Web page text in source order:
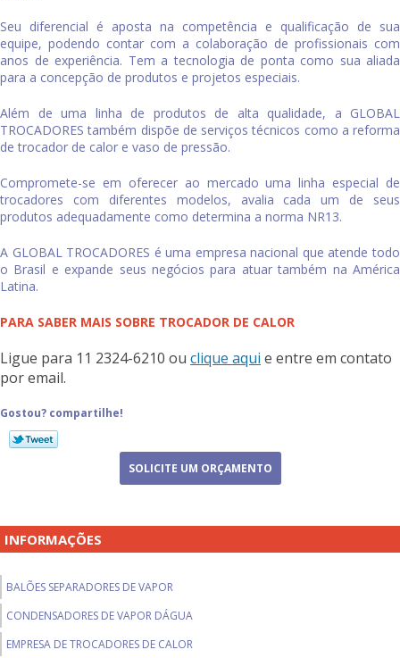
Seu diferencial é aposta na competência e qualificação de sua
equipe, podendo contar com a colaboração de profissionais com
anos de experiência. Tem a tecnologia de ponta como sua aliada
para a concepção de produtos e projetos especiais.
Além de uma linha de produtos de alta qualidade, a GLOBAL
TROCADORES também dispõe de serviços técnicos como a reforma
detrocador de calor e vaso de pressão.
Compromete-se em oferecer ao mercado uma linha especial de
trocadores com diferentes modelos, avalia cada um de seus
produtos adequadamente como determina a norma NR13.
A GLOBAL TROCADORES é uma empresa nacional que atende todo
o Brasil e expande seus negócios para atuar também na América
Latina.
PARA SABER MAIS SOBRE TROCADOR DE CALOR
Ligue para 11 2324-6210 ou clique aqui e entre em contato
por email.
Gostou? compartilhe!
SOLICITE UM ORÇAMENTO
INFORMAÇÕES
BALÕES SEPARADORES DE VAPOR
CONDENSADORES DE VAPOR DÁGUA
EMPRESA DE TROCADORES DE CALOR